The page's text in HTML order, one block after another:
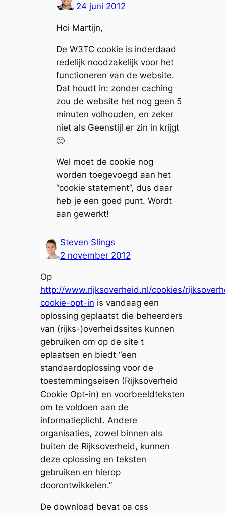
24 juni 2012
Hoi Martijn,
De W3TC cookie is inderdaad
redelijk noodzakelijk voor het
functioneren van de website.
Dat houdt in: zonder caching
zou de website het nog geen 5
minuten volhouden, en zeker
niet als Geenstijl er zin in krijgt
🙂
Wel moet de cookie nog
worden toegevoegd aan het
“cookie statement”, dus daar
heb je een goed punt. Wordt
aan gewerkt!
Steven Slings
2 november 2012
Op
http://www.rijksoverheid.nl/cookies/
cookie-opt-in is vandaag een
oplossing geplaatst die beheerders
van (rijks-)overheidssites kunnen
gebruiken om op de site t
eplaatsen en biedt “een
standaardoplossing voor de
toestemmingseisen (Rijksoverheid
Cookie Opt-in) en voorbeeldteksten
om te voldoen aan de
informatieplicht. Andere
organisaties, zowel binnen als
buiten de Rijksoverheid, kunnen
deze oplossing en teksten
gebruiken en hierop
doorontwikkelen.”
De download bevat oa css